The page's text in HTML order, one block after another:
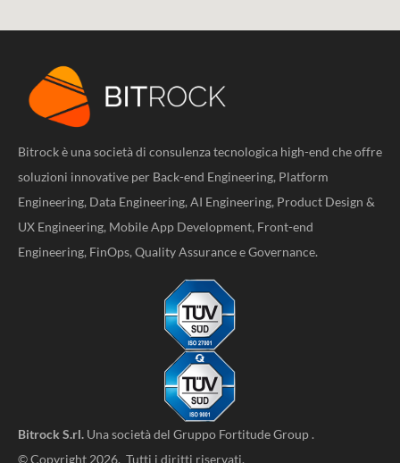
Bitrock è una società di consulenza tecnologica high-end che offre
soluzioni innovative per Back-end Engineering, Platform
Engineering, Data Engineering, AI Engineering, Product Design &
UX Engineering, Mobile App Development, Front-end
Engineering, FinOps, Quality Assurance e Governance.
Bitrock S.rl. Una società del Gruppo Fortitude Group.
© Copyright 2026. Tutti i diritti riservati.